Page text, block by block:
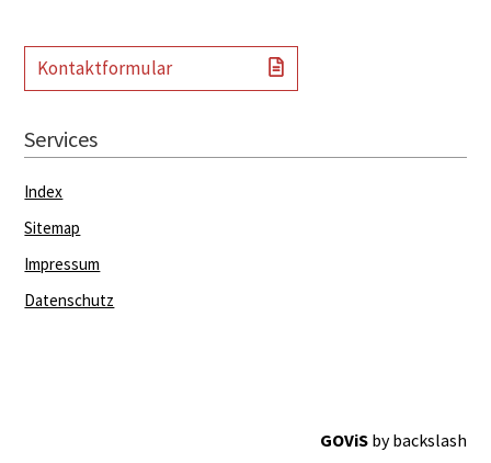
Kontaktformular
Services
Index
Sitemap
Impressum
Datenschutz
GOViSbybackslash